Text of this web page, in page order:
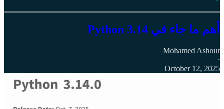
أهم ما جاء في Python 3.14
Mohamed Ashour
·
October 12, 2025